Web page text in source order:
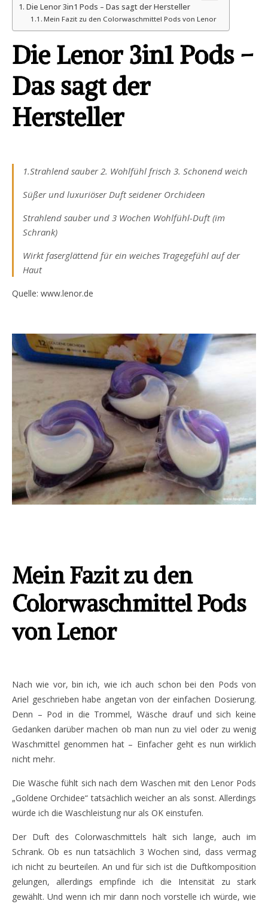
Die Lenor 3in1 Pods – Das sagt der Hersteller
Mein Fazit zu den Colorwaschmittel Pods von Lenor
Die Lenor 3in1 Pods –
Das sagt der
Hersteller
1.Strahlend sauber 2. Wohlfühl frisch 3. Schonend weich
Süßer und luxuriöser Duft seidener Orchideen
Strahlend sauber und 3 Wochen Wohlfühl-Duft (im
Schrank)
Wirkt faserglättend für ein weiches Tragegefühl auf der
Haut
Quelle: www.lenor.de
Mein Fazit zu den
Colorwaschmittel Pods
von Lenor
Nach wie vor, bin ich, wie ich auch schon bei den Pods von
Ariel geschrieben habe angetan von der einfachen Dosierung.
Denn – Pod in die Trommel, Wäsche drauf und sich keine
Gedanken darüber machen ob man nun zu viel oder zu wenig
Waschmittel genommen hat – Einfacher geht es nun wirklich
nicht mehr.
Die Wäsche fühlt sich nach dem Waschen mit den Lenor Pods
„Goldene Orchidee“ tatsächlich weicher an als sonst. Allerdings
würde ich die Waschleistung nur als OK einstufen.
Der Duft des Colorwaschmittels hält sich lange, auch im
Schrank. Ob es nun tatsächlich 3 Wochen sind, dass vermag
ich nicht zu beurteilen. An und für sich ist die Duftkomposition
gelungen, allerdings empfinde ich die Intensität zu stark
gewählt. Und wenn ich mir dann noch vorstelle ich würde, wie